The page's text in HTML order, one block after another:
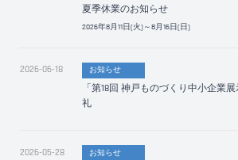
夏季休業のお知らせ
2026年8月11日(火)～8月16日(日)
2026-06-18 お知らせ
「第18回 神戸ものづくり中小企業
礼
2026-05-28 お知らせ